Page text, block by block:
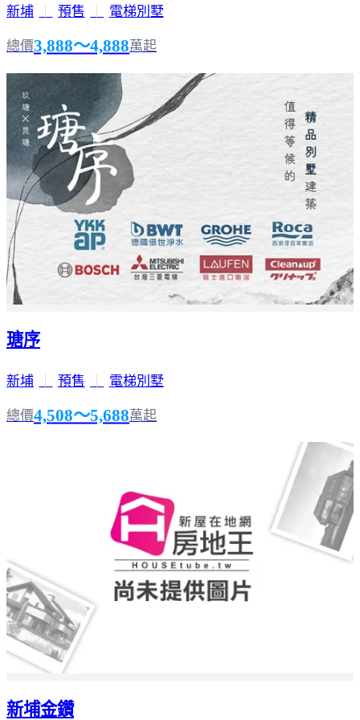
新埔 預售 電梯別墅
總價3,888～4,888萬起
瑭序
新埔 預售 電梯別墅
總價4,508～5,688萬起
新埔金鑽